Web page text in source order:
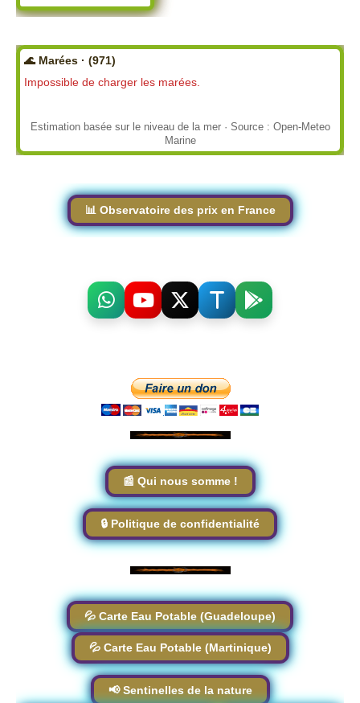
🌊 Marées · (971)
Impossible de charger les marées.
Estimation basée sur le niveau de la mer · Source : Open-Meteo
Marine
📊 Observatoire des prix en France
📰 Qui nous somme !
🔒 Politique de confidentialité
💦 Carte Eau Potable (Guadeloupe)
💦 Carte Eau Potable (Martinique)
📢 Sentinelles de la nature